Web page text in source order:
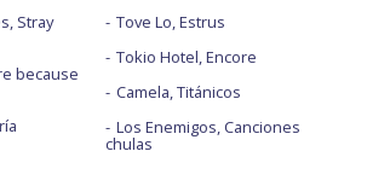
Stray
because
Tove Lo, Estrus
Tokio Hotel, Encore
Camela, Titánicos
Los Enemigos, Canciones
chulas